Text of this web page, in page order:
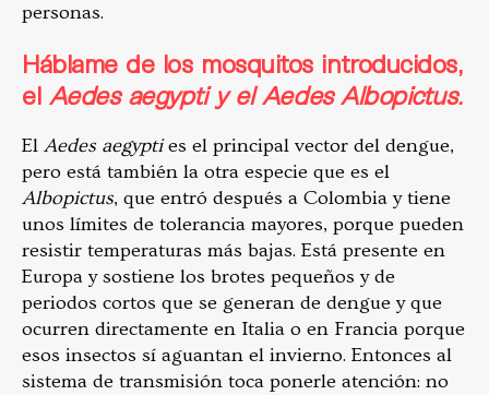
personas.
Háblame de los mosquitos introducidos,
el Aedes aegypti y el Aedes Albopictus.
El Aedes aegypties el principal vector del dengue,
pero está también la otra especie que es el
Albopictus, que entró después a Colombia y tiene
unos límites de tolerancia mayores, porque pueden
resistir temperaturas más bajas. Está presente en
Europa y sostiene los brotes pequeños y de
periodos cortos que se generan de dengue y que
ocurren directamente en Italia o en Francia porque
esos insectos sí aguantan el invierno. Entonces al
sistema de transmisión toca ponerle atención: no